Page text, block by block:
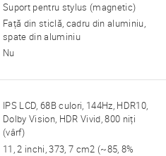
Suport pentru stylus (magnetic)
Față din sticlă, cadru din aluminiu,
spate din aluminiu
Nu
IPS LCD, 68B culori, 144Hz, HDR10,
Dolby Vision, HDR Vivid, 800 niți
(vârf)
11, 2 inchi, 373, 7 cm2 (~85, 8%